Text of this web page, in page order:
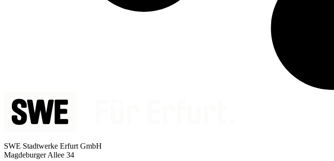
SWE Stadtwerke Erfurt GmbH
Magdeburger Allee 34